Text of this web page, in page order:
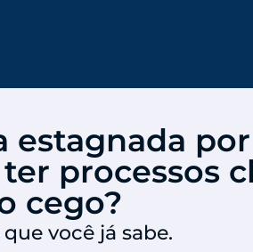
estagnada
processos
cego?
você já sabe.